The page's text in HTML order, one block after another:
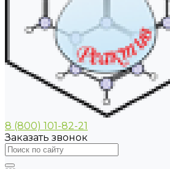
8 (800) 101-82-21
Заказать звонок